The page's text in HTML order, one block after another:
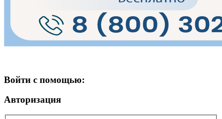
Войти с помощью:
Авторизация